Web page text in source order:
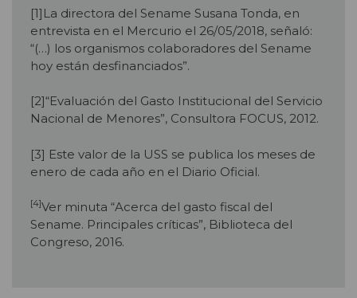
[1]La directora del Sename Susana Tonda, en
entrevista en el Mercurio el 26/05/2018, señaló:
“(…) los organismos colaboradores del Sename
hoy están desfinanciados”.
[2]“Evaluación del Gasto Institucional del Servicio
Nacional de Menores”, Consultora FOCUS, 2012.
[3] Este valor de la USS se publica los meses de
enero de cada año en el Diario Oficial.
[4]Ver minuta “Acerca del gasto fiscal del
Sename. Principales críticas”, Biblioteca del
Congreso, 2016.